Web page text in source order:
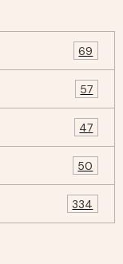
69
57
47
50
334